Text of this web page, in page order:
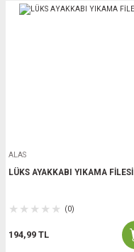
ALAS
LÜKS AYAKKABI YIKAMA FİLESİ
(0)
194,99 TL